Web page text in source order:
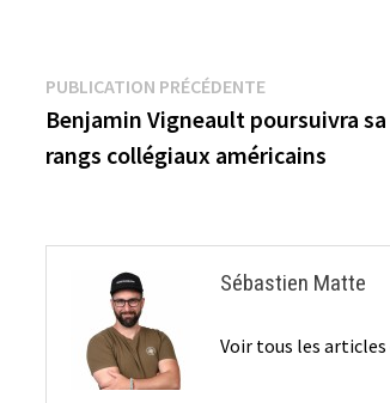
Navigation
de
l’article
PUBLICATION PRÉCÉDENTEPublication
précédente :
Benjamin Vigneault poursuivra
rangs collégiaux américains
Sébastien Matte
Voir tous les